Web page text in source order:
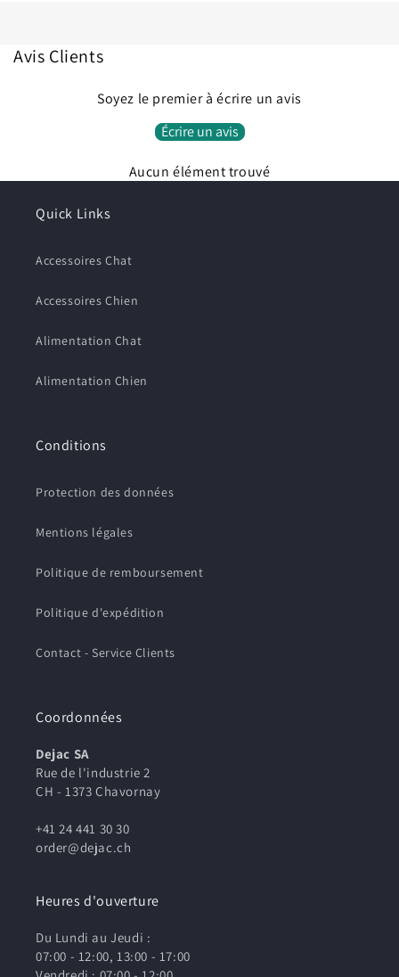
Avis Clients
Soyez le premier à écrire un avis
Écrire un avis
Aucun élément trouvé
Quick Links
Accessoires Chat
Accessoires Chien
Alimentation Chat
Alimentation Chien
Conditions
Protection des données
Mentions légales
Politique de remboursement
Politique d'expédition
Contact - Service Clients
Coordonnées
Dejac SA
Rue de l'industrie 2
CH - 1373 Chavornay
+41 24 441 30 30
order@dejac.ch
Heures d'ouverture
Du Lundi au Jeudi :
07:00 - 12:00, 13:00 - 17:00
Connexion requise
Connectez-vous à votre compte pour ajouter des
produits à votre liste de souhaits et afficher vos